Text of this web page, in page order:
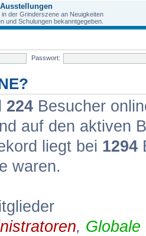
der Grinderszene an Neuigkeiten
und Schulungen bekanntgegeben.
Passwort:
224 Besucher
auf den aktiven
liegt bei 1294
waren.
, Globale